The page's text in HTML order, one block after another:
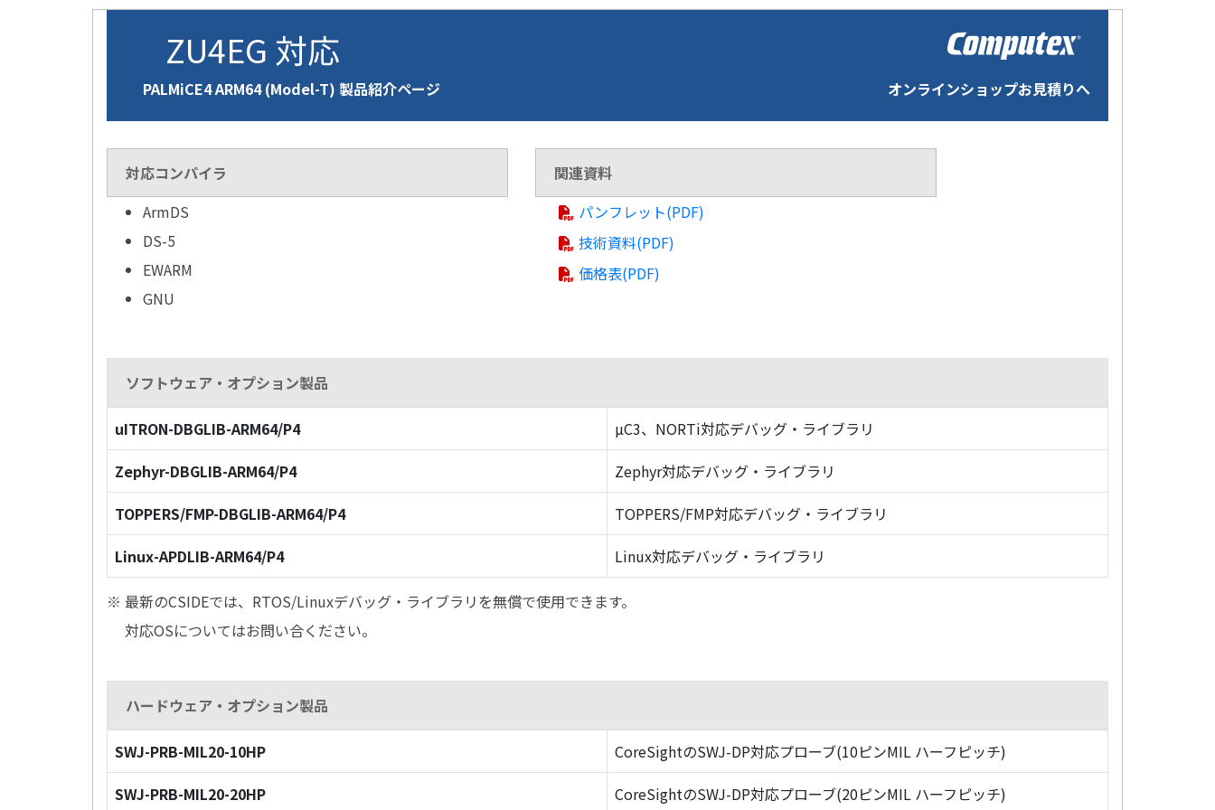
ZU4EG 対応
PALMiCE4 ARM64 (Model-T) 製品紹介ページ オンラインショップお見積りへ
対応コンパイラ
ArmDS
DS-5
EWARM
GNU
関連資料
パンフレット(PDF)
技術資料(PDF)
価格表(PDF)
ソフトウェア・オプション製品
uITRON-DBGLIB-ARM64/P4
µC3、NORTi対応デバッグ・ライブラリ
Zephyr-DBGLIB-ARM64/P4
Zephyr対応デバッグ・ライブラリ
TOPPERS/FMP-DBGLIB-ARM64/P4
TOPPERS/FMP対応デバッグ・ライブラリ
Linux-APDLIB-ARM64/P4
Linux対応デバッグ・ライブラリ
※ 最新のCSIDEでは、RTOS/Linuxデバッグ・ライブラリを無償で使用できます。
対応OSについてはお問い合ください。
ハードウェア・オプション製品
SWJ-PRB-MIL20-10HP
CoreSightのSWJ-DP対応プローブ(10ピンMIL ハーフピッチ)
SWJ-PRB-MIL20-20HP
CoreSightのSWJ-DP対応プローブ(20ピンMIL ハーフピッチ)